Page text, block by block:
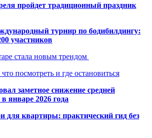
пройдет традиционный праздник
турнир по бодибилдингу:
участников
стала новым трендом
посмотреть и где остановиться
заметное снижение средней
январе 2026 года
для квартиры: практический гид без